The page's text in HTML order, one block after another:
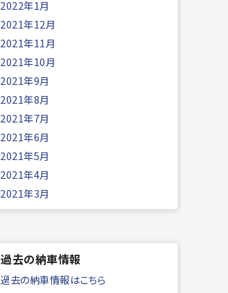
2022年1月
2021年12月
2021年11月
2021年10月
2021年9月
2021年8月
2021年7月
2021年6月
2021年5月
2021年4月
2021年3月
過去の納車情報
過去の納車情報はこちら